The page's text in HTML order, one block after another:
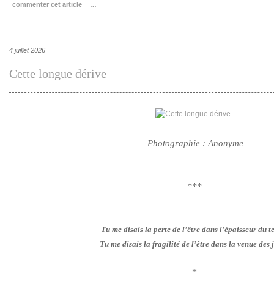
commenter cet article
…
4 juillet 2026
Cette longue dérive
Photographie : Anonyme
***
Tu me disais la perte de l’être dans l’épaisseur du
Tu me disais la fragilité de l’être dans la venue des
*